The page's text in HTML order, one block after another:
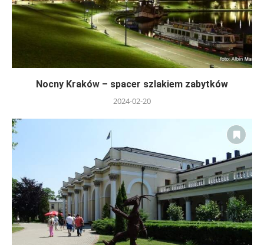
Nocny Kraków – spacer szlakiem zabytków
2024-02-20